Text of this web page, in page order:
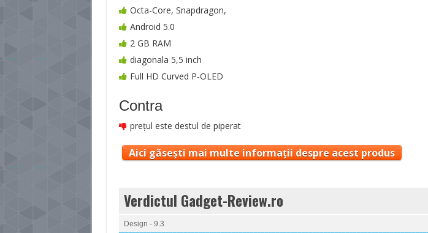
Octa-Core, Snapdragon,
Android 5.0
2 GB RAM
diagonala 5,5 inch
Full HD Curved P-OLED
Contra
prețul este destul de piperat
Aici găsești mai multe informații despre acest produs
Verdictul Gadget-Review.ro
Design - 9.3